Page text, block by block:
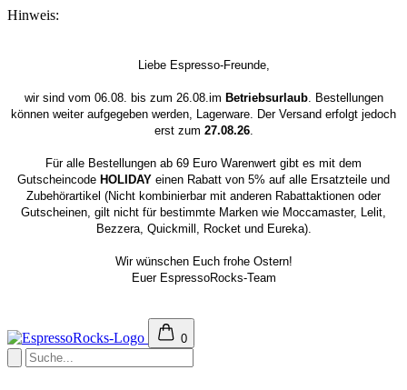
Hinweis:
Liebe Espresso-Freunde,
wir sind vom 06.08. bis zum 26.08.im Betriebsurlaub. Bestellungen
können weiter aufgegeben werden, Lagerware. Der Versand erfolgt jedoch
erst zum 27.08.26.
Für alle Bestellungen ab 69 Euro Warenwert gibt es mit dem
Gutscheincode HOLIDAY einen Rabatt von 5% auf alle Ersatzteile und
Zubehörartikel (Nicht kombinierbar mit anderen Rabattaktionen oder
Gutscheinen, gilt nicht für bestimmte Marken wie Moccamaster, Lelit,
Bezzera, Quickmill, Rocket und Eureka).
Wir wünschen Euch frohe Ostern!
Euer EspressoRocks-Team
0